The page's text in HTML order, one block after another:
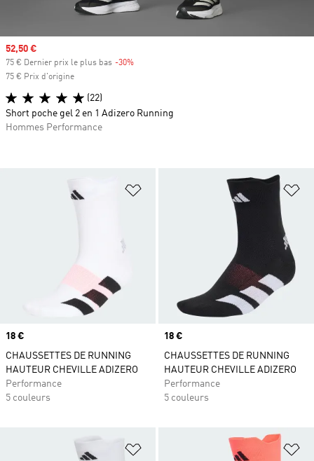
Ajouter à la Liste de produits
Prix
18 €
CHAUSSETTES DE RUNNING
HAUTEUR CHEVILLE ADIZERO
Performance
5 couleurs
Prix
18 €
CHAUSSETTES DE RUNNING
HAUTEUR CHEVILLE ADIZERO
Performance
5 couleurs
Ajouter à la Liste de produits
Prix soldé
52,50 €
75 € Dernier prix le plus bas -30%
75 € Prix d'origine
(22)
Short poche gel 2 en 1 Adizero Running
Hommes Performance